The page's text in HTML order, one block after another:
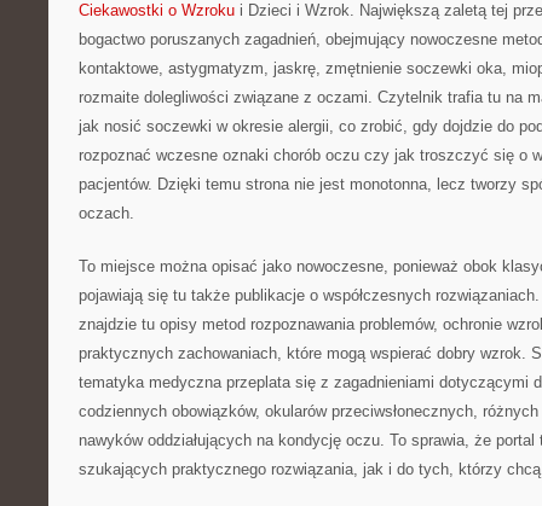
Ciekawostki o Wzroku i Dzieci i Wzrok. Największą zaletą tej
bogactwo poruszanych zagadnień, obejmujący nowoczesne
kontaktowe, astygmatyzm, jaskrę, zmętnienie soczewki oka,
rozmaite dolegliwości związane z oczami. Czytelnik trafia tu na
jak nosić soczewki w okresie alergii, co zrobić, gdy dojdzie do
rozpoznać wczesne oznaki chorób oczu czy jak troszczyć się o
pacjentów. Dzięki temu strona nie jest monotonna, lecz tworzy
oczach.
To miejsce można opisać jako nowoczesne, ponieważ obok
pojawiają się tu także publikacje o współczesnych
znajdzie tu opisy metod rozpoznawania problemów, ochronie
praktycznych zachowaniach, które mogą wspierać dobry wzrok.
tematyka medyczna przeplata się z zagadnieniami dotyczącymi
codziennych obowiązków, okularów przeciwsłonecznych,
nawyków oddziałujących na kondycję oczu. To sprawia, że portal
szukających praktycznego rozwiązania, jak i do tych, którzy